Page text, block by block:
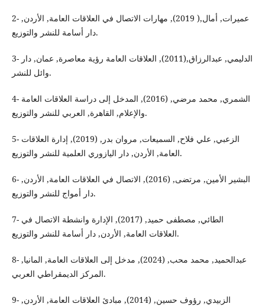
2- عميرات, أمال,( 2019), مهارات الاتصال في العلاقات العامة, الأردن,
دار أسامة للنشر والتوزيع.
3- الدليمي, عبدالرزاق,(2011), العلاقات العامة رؤية معاصرة, عمان, دار
وائل للنشر.
4- الشمري, محمد مرضي, (2016), المدخل إلى دراسة العلاقات العامة
والإعلام, القاهرة, العربي للنشر والتوزيع.
5- الزعبي, علي فلاح, السميعات, مروان بدر, (2019), إدارة العلاقات
العامة, الأردن, دار اليازوري العلمية للنشر والتوزيع.
6- البشير الأمين, مرتضى, (2016), الاتصال في العلاقات العامة, الأردن,
دار أمواج للنشر والتوزيع.
7- الطائي, مصطفى حميد, (2017), الإدارة وانشطة الاتصال في
العلاقات العامة, الأردن, دار أسامة للنشر والتوزيع.
8- عبدالحميد, محمد محب, (2024), مدخل إلى العلاقات العامة, المانيا,
المركز الديمقراطي العربي.
9- الزبيدي, رؤوف حسين, (2014), مبادئ العلاقات العامة, الأردن,